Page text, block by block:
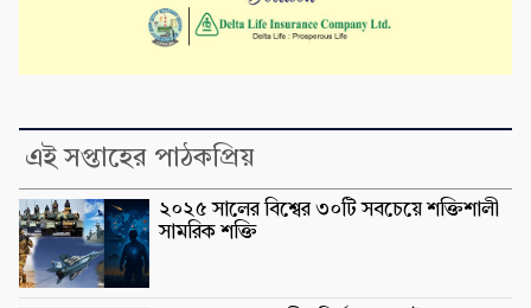
এই সপ্তাহের পাঠকপ্রিয়
২০২৫ সালের বিশ্বের ৩০টি সবচেয়ে শক্তিশালী
সামরিক শক্তি